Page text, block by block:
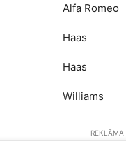
Alfa Romeo
Haas
Haas
Williams
REKLĀMA